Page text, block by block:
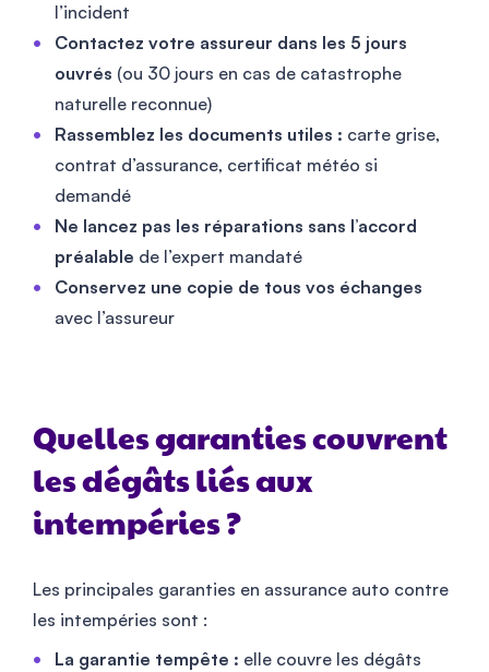
l’incident
Contactez votre assureur dans les 5 jours
ouvrés (ou 30 jours en cas de catastrophe
naturelle reconnue)
Rassemblez les documents utiles : carte grise,
contrat d’assurance, certificat météo si
demandé
Ne lancez pas les réparations sans l’accord
préalable de l’expert mandaté
Conservez une copie de tous vos échanges
avec l’assureur
Quelles garanties couvrent
les dégâts liés aux
intempéries ?
Les principales garanties en assurance auto contre
les intempéries sont :
La garantie tempête : elle couvre les dégâts